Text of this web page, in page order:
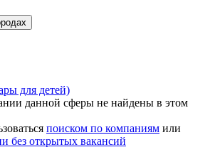
для детей)
данной сферы не найдены в этом
поиском по компаниям или
без открытых вакансий